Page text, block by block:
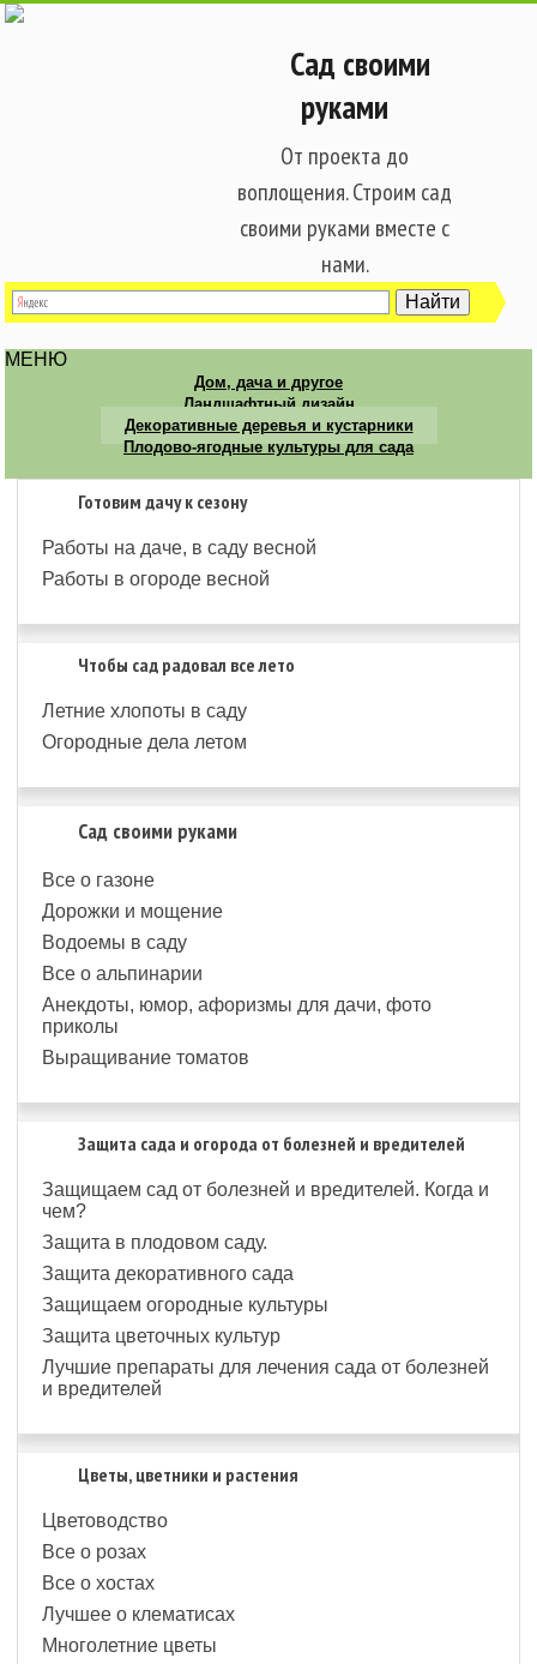
Сад своими
руками
От проекта до
воплощения. Строим сад
своими руками вместе с
нами.
МЕНЮ
Дом, дача и другое
Ландшафтный дизайн
Декоративные деревья и кустарники
Плодово-ягодные культуры для сада
Готовим дачу к сезону
Работы на даче, в саду весной
Работы в огороде весной
Чтобы сад радовал все лето
Летние хлопоты в саду
Огородные дела летом
Сад своими руками
Все о газоне
Дорожки и мощение
Водоемы в саду
Все о альпинарии
Анекдоты, юмор, афоризмы для дачи, фото
приколы
Выращивание томатов
Защита сада и огорода от болезней и вредителей
Защищаем сад от болезней и вредителей. Когда и
чем?
Защита в плодовом саду.
Защита декоративного сада
Защищаем огородные культуры
Защита цветочных культур
Лучшие препараты для лечения сада от болезней
и вредителей
Цветы, цветники и растения
Цветоводство
Все о розах
Все о хостах
Лучшее о клематисах
Многолетние цветы